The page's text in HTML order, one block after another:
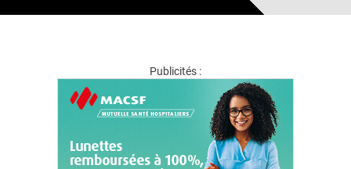
Publicités :